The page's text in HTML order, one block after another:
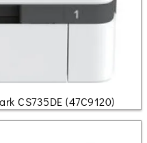
CS735DE (47C9120)